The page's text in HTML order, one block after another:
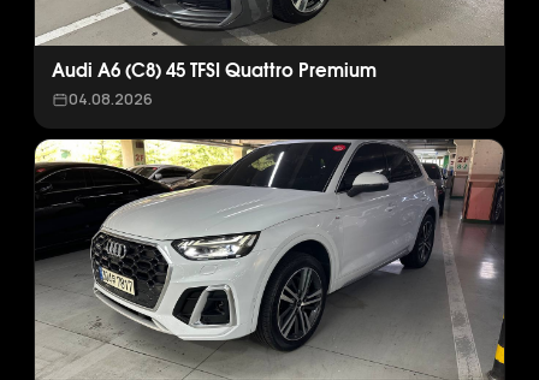
Audi A6 (C8) 45 TFSI Quattro Premium
04.08.2026